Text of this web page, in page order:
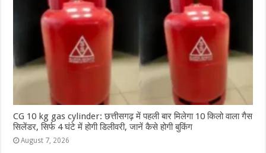
CG 10 kg gas cylinder: छत्तीसगढ़ में पहली बार मिलेगा 10 किलो वाला गैस
सिलेंडर, सिर्फ 4 घंटे में होगी डिलीवरी, जानें कैसे होगी बुकिंग
August 7, 2026